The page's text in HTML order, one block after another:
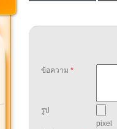
ข้อความ *
รูป
pixel